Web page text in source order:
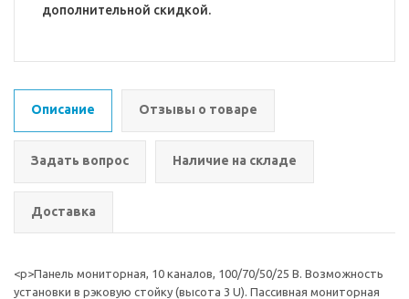
дополнительной скидкой.
Описание Отзывы о товаре
Задать вопрос Наличие на складе
Доставка
<p>Панель мониторная, 10 каналов, 100/70/50/25 В. Возможность
установки в рэковую стойку (высота 3 U). Пассивная мониторная